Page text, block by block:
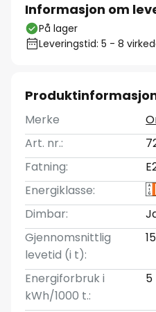
Informasjon om
På lager
Leveringstid: 5 - 8
Merke
Art. nr.:
Fatning:
Energiklasse:
Dimbar:
Gjennomsnittlig
levetid (i t):
Energiforbruk i
kWh/1000 t.:
5